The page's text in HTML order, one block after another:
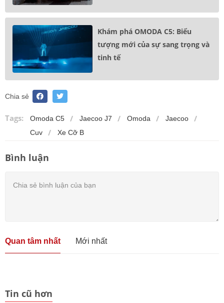
Khám phá OMODA C5: Biểu
tượng mới của sự sang trọng và
tinh tế
Chia sẻ
Tags: Omoda C5 Jaecoo J7 Omoda
Jaecoo
Cuv
Xe Cỡ B
Bình luận
Quan tâm nhất Mới nhất
Tin cũ hơn